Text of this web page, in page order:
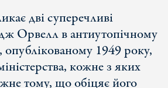
дві суперечливі
Орвелл в антиутопічному
1949 року,
кожне з яких
тому, що обіцяє його